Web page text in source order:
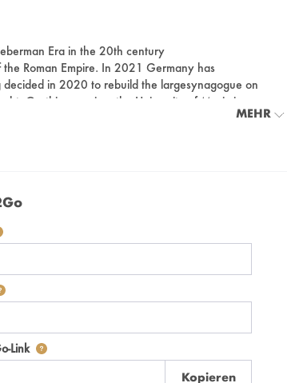
Era in the 20th century
Roman Empire. In 2021 Germany has
in 2020 to rebuild the largesynagogue on
On this occasion, the University of Music in
MEHR
Videoplayer einzubetten.
Serie mit dem Lecture2Go-Videoplayer
den Startpunkt für Zitat2Go. Bitte in das Feld
den Endpunkt für Zitat2Go. Bitte in das Feld
Link Nach der Auswahl eines Start- und Endpunktes
Kopieren